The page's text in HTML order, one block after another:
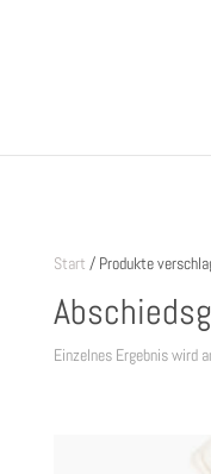
Start / Produkte
Einzelnes Ergebnis wird